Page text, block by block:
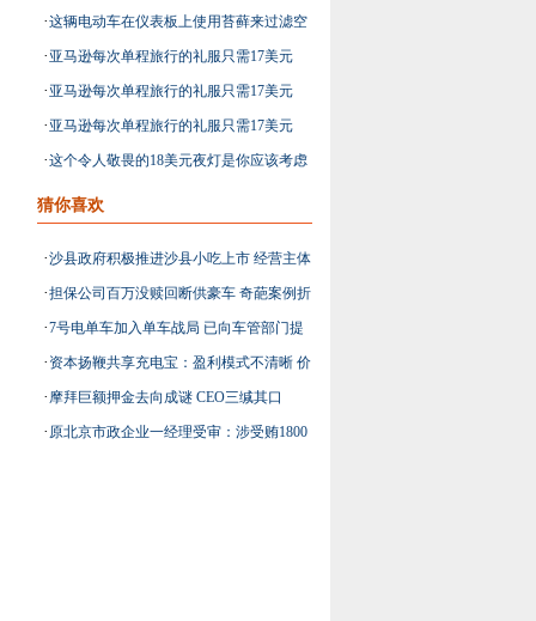
气
·这辆电动车在仪表板上使用苔藓来过滤空
气
· 亚马逊每次单程旅行的礼服只需17美元
· 亚马逊每次单程旅行的礼服只需17美元
· 亚马逊每次单程旅行的礼服只需17美元
·这个令人敬畏的18美元夜灯是你应该考虑
购买的唯一一款
猜你喜欢
·沙县政府积极推进沙县小吃上市 经营主体
乱象横生
·担保公司百万没赎回断供豪车 奇葩案例折
射行业困境
·7号电单车加入单车战局 已向车管部门提
交上牌申请
· 资本扬鞭共享充电宝：盈利模式不清晰 价
格战恐难避免
· 摩拜巨额押金去向成谜 CEO三缄其口
· 原北京市政企业一经理受审：涉受贿1800